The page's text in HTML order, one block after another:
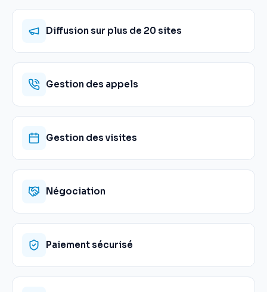
Diffusion sur plus de 20 sites
Gestion des appels
Gestion des visites
Négociation
Paiement sécurisé